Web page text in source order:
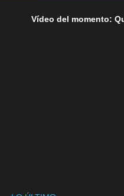
Vídeo del momento: